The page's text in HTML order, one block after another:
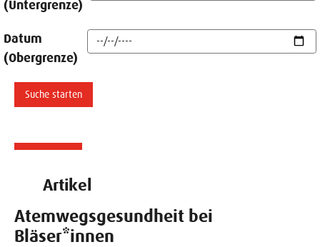
(Untergrenze)
Datum
(Obergrenze)
Artikel
Atemwegsgesundheit bei
Bläser*innen